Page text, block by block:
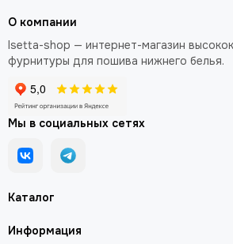
Каталог
Информация
О компании
Isetta-shop — интернет-магазин
фурнитуры для пошива нижнего белья.
Мы в социальных сетях